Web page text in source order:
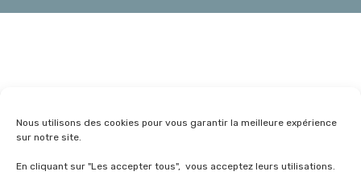
Nous utilisons des cookies pour vous garantir la meilleure expérience
sur notre site.
En cliquant sur "Les accepter tous", vous acceptez leurs utilisations.